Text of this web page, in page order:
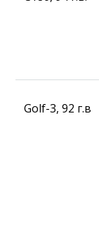
Golf-3, 92 г.в